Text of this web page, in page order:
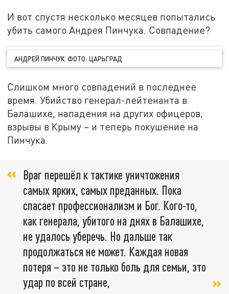
И вот спустя несколько месяцев попытались
убить самого Андрея Пинчука. Совпадение?
АНДРЕЙ ПИНЧУК. ФОТО: ЦАРЬГРАД
Слишком много совпадений в последнее
время. Убийство генерал-лейтенанта в
Балашихе, нападения на других офицеров,
взрывы в Крыму – и теперь покушение на
Пинчука.
Враг перешёл к тактике уничтожения
самых ярких, самых преданных. Пока
спасает профессионализм и Бог. Кого-то,
как генерала, убитого на днях в Балашихе,
не удалось уберечь. Но дальше так
продолжаться не может. Каждая новая
потеря – это не только боль для семьи, это
удар по всей стране,